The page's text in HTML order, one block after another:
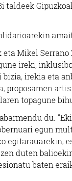
taldeek
Mikel
ireki,
bizia, irekia eta
proposamen
topagune
du.
egun
egitarauarekin,
duten
baten